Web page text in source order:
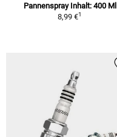
Pannenspray Inhalt: 400 Ml
8,99 €1